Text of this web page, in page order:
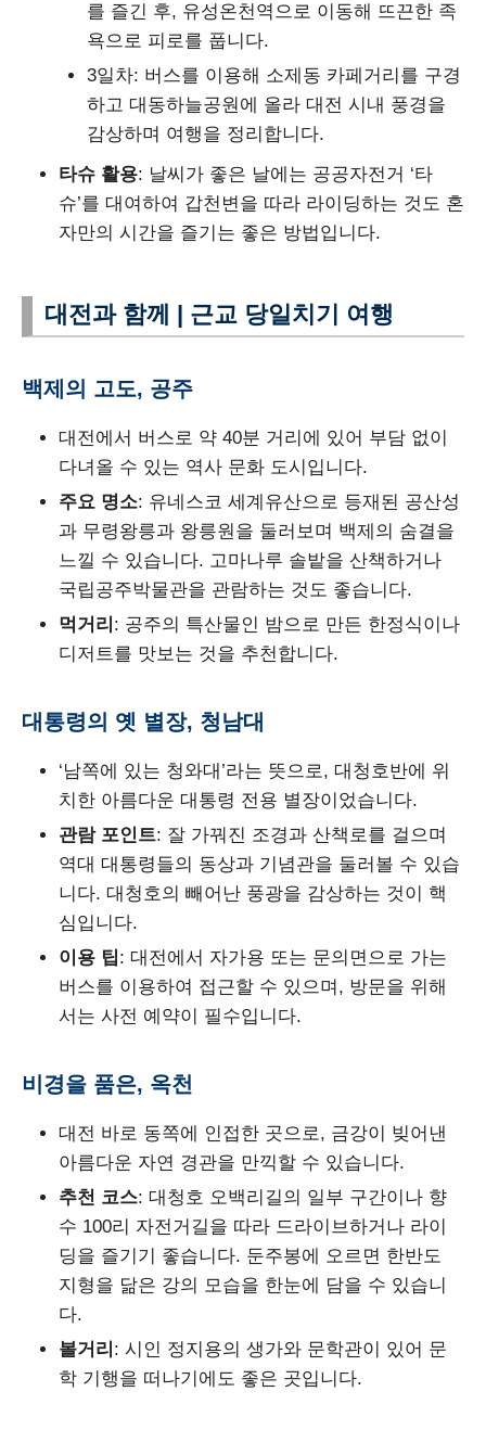
를 즐긴 후, 유성온천역으로 이동해 뜨끈한 족
욕으로 피로를 풉니다.
3일차: 버스를 이용해 소제동 카페거리를 구경
하고 대동하늘공원에 올라 대전 시내 풍경을
감상하며 여행을 정리합니다.
타슈 활용: 날씨가 좋은 날에는 공공자전거 ‘타
슈’를 대여하여 갑천변을 따라 라이딩하는 것도 혼
자만의 시간을 즐기는 좋은 방법입니다.
대전과 함께 | 근교 당일치기 여행
백제의 고도, 공주
대전에서 버스로 약 40분 거리에 있어 부담 없이
다녀올 수 있는 역사 문화 도시입니다.
주요 명소: 유네스코 세계유산으로 등재된 공산성
과 무령왕릉과 왕릉원을 둘러보며 백제의 숨결을
느낄 수 있습니다. 고마나루 솔밭을 산책하거나
국립공주박물관을 관람하는 것도 좋습니다.
먹거리 : 공주의 특산물인 밤으로 만든 한정식이나
디저트를 맛보는 것을 추천합니다.
대통령의 옛 별장, 청남대
‘남쪽에 있는 청와대’라는 뜻으로, 대청호반에 위
치한 아름다운 대통령 전용 별장이었습니다.
관람 포인트: 잘 가꿔진 조경과 산책로를 걸으며
역대 대통령들의 동상과 기념관을 둘러볼 수 있습
니다. 대청호의 빼어난 풍광을 감상하는 것이 핵
심입니다.
이용 팁: 대전에서 자가용 또는 문의면으로 가는
버스를 이용하여 접근할 수 있으며, 방문을 위해
서는 사전 예약이 필수입니다.
비경을 품은, 옥천
대전 바로 동쪽에 인접한 곳으로, 금강이 빚어낸
아름다운 자연 경관을 만끽할 수 있습니다.
추천 코스: 대청호 오백리길의 일부 구간이나 향
수 100리 자전거길을 따라 드라이브하거나 라이
딩을 즐기기 좋습니다. 둔주봉에 오르면 한반도
지형을 닮은 강의 모습을 한눈에 담을 수 있습니
다.
볼거리 : 시인 정지용의 생가와 문학관이 있어 문
학 기행을 떠나기에도 좋은 곳입니다.